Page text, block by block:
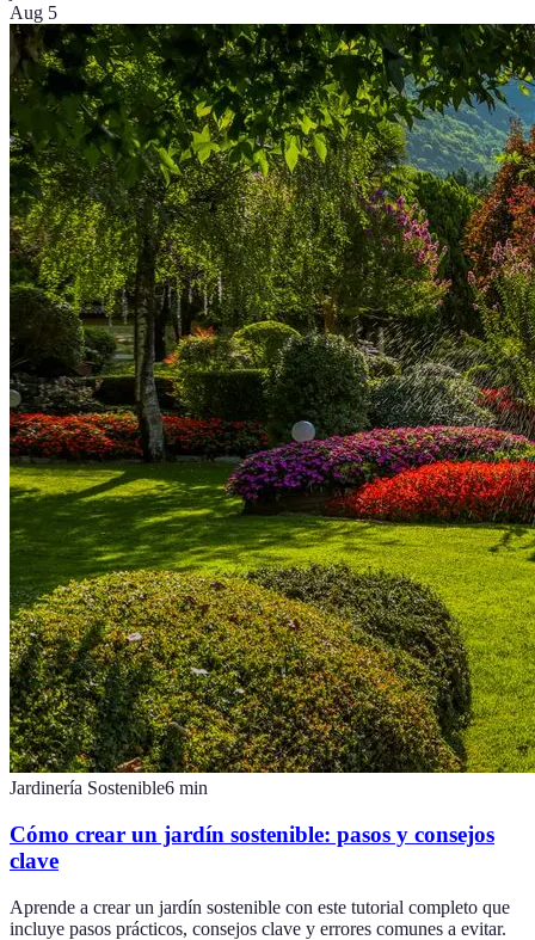
Aug 5
Jardinería Sostenible6 min
Cómo crear un jardín sostenible: pasos y consejos
clave
Aprende a crear un jardín sostenible con este tutorial completo que
incluye pasos prácticos, consejos clave y errores comunes a evitar.